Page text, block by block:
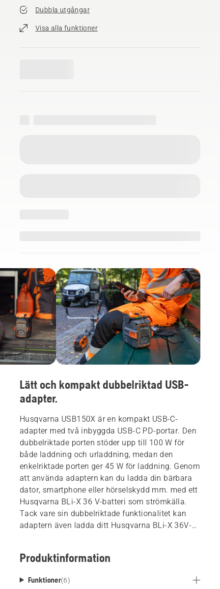
Dubbla utgångar
Visa alla funktioner
Lätt och kompakt dubbelriktad USB-
adapter.
Husqvarna USB150X är en kompakt USB-C-
adapter med två inbyggda USB-C PD-portar. Den
dubbelriktade porten stöder upp till 100 W för
både laddning och urladdning, medan den
enkelriktade porten ger 45 W för laddning. Genom
att använda adaptern kan du ladda din bärbara
dator, smartphone eller hörselskydd mm. med ett
Husqvarna BLi-X 36 V-batteri som strömkälla.
Tack vare sin dubbelriktade funktionalitet kan
adaptern även ladda ditt Husqvarna BLi-X 36V-
powerbank. Den robusta designen gör denna
Ingår i det flexibla Husqvarna BLi-X 36V
Produktinformation
Funktioner(6)